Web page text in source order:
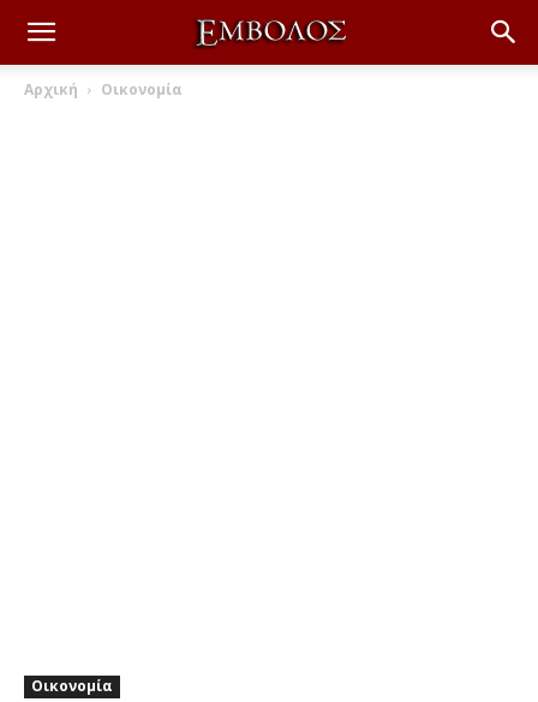
Αρχική Οικονομία
Οικονομία